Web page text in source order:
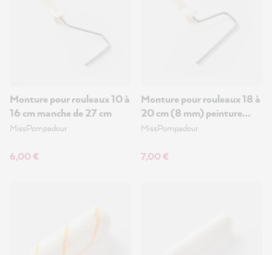
Monture pour rouleaux 10 à
16 cm manche de 27 cm
MissPompadour
6,00 €
Monture pour rouleaux 18 à
20 cm (8 mm) peinture
murale
MissPompadour
7,00 €